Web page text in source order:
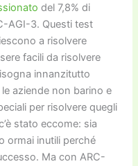
del 7,8% di
AGI-3. Questi test
a risolvere
facili da risolvere
innanzitutto
aziende non barino e
per risolvere quegli
stato eccome: sia
ormai inutili perché
Ma con ARC-